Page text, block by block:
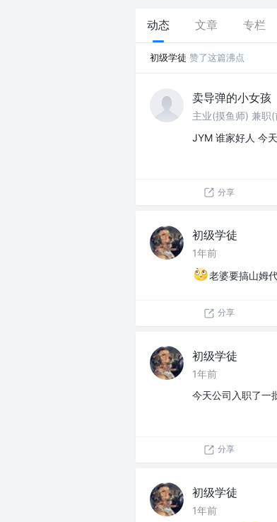
动态 文章 专栏
初级学徒 赞了这篇沸点
卖导弹的小女孩
主业(摸鱼师) 兼职
JYM 谁家好人 今
分享
初级学徒
1年前
老婆要搞山姆
分享
初级学徒
1年前
今天公司入职了一
分享
初级学徒
1年前